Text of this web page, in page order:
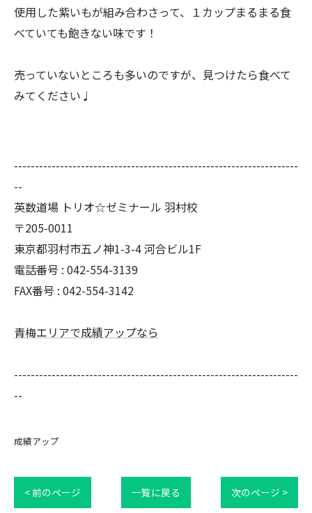
使用した紫いもが組み合わさって、１カップまるまる食
べていても飽きない味です！
売っていないところも多いのですが、見つけたら食べて
みてください♩
--------------------------------------------------------------------
--
英数道場 トリオ☆ゼミナール 羽村校
〒205-0011
東京都羽村市五ノ神1-3-4 河合ビル1F
電話番号 : 042-554-3139
FAX番号 : 042-554-3142
青梅エリアで成績アップなら
--------------------------------------------------------------------
--
成績アップ
< 前のページ 一覧に戻る 次のページ >